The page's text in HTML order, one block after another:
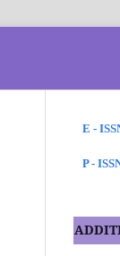
E -
P -